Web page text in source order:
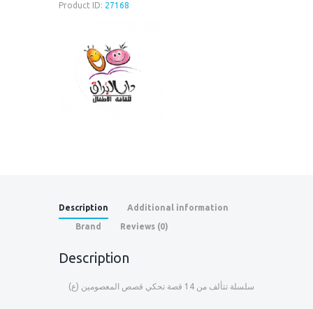
Product ID: 27168
Description Additional information
Brand Reviews (0)
Description
سلسلة تتألف من 14 قصة تحكي قصص المعصومين (ع)